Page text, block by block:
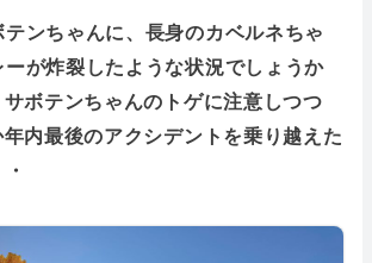
ンちゃんに、長身のカベルネちゃ
ーが炸裂したような状況でしょうか
ボテンちゃんのトゲに注意しつつ
内最後のアクシデントを乗り越えた